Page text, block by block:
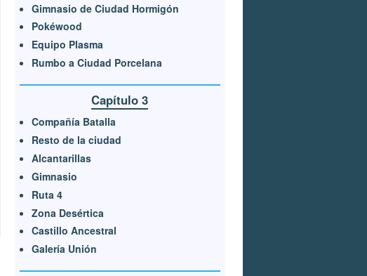
Gimnasio de Ciudad Hormigón
Pokéwood
Equipo Plasma
Rumbo a Ciudad Porcelana
Capítulo 3
Compañía Batalla
Resto de la ciudad
Alcantarillas
Gimnasio
Ruta 4
Zona Desértica
Castillo Ancestral
Galería Unión